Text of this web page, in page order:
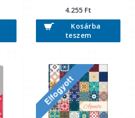
4.255 Ft
Kosárba
teszem